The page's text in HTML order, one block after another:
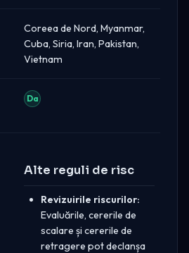
Coreea de Nord, Myanmar,
Cuba, Siria, Iran, Pakistan,
Vietnam
Da
Alte reguli de risc
Revizuirile riscurilor:
Evaluările, cererile de
scalare și cererile de
retragere pot declanșa